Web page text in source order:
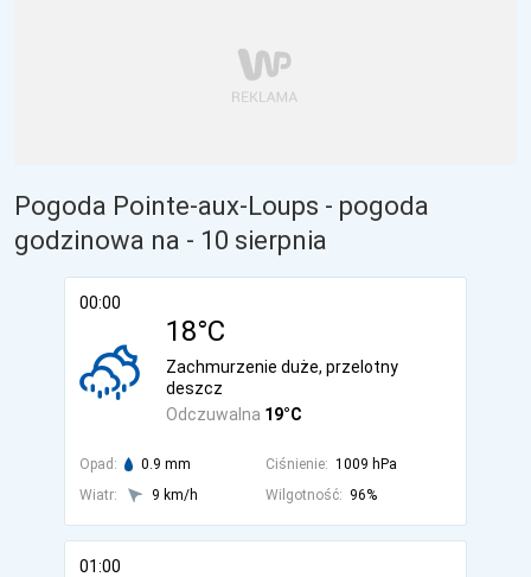
Pogoda Pointe-aux-Loups - pogoda
godzinowa na - 10 sierpnia
00:00
18°C
Odczuwalna 19°C
Zachmurzenie duże, przelotny
deszcz
Opad: 0.9 mm Ciśnienie: 1009 hPa
Wiatr:
9 km/h Wilgotność: 96%
01:00